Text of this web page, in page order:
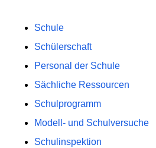
Schule
Schülerschaft
Personal der Schule
Sächliche Ressourcen
Schulprogramm
Modell- und Schulversuche
Schulinspektion